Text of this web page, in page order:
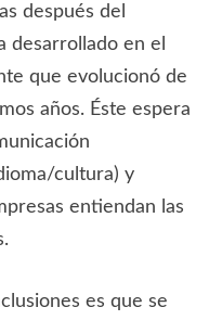
después del
desarrollado en el
que evolucionó de
años. Éste espera
cultura) y
entiendan las
es que se